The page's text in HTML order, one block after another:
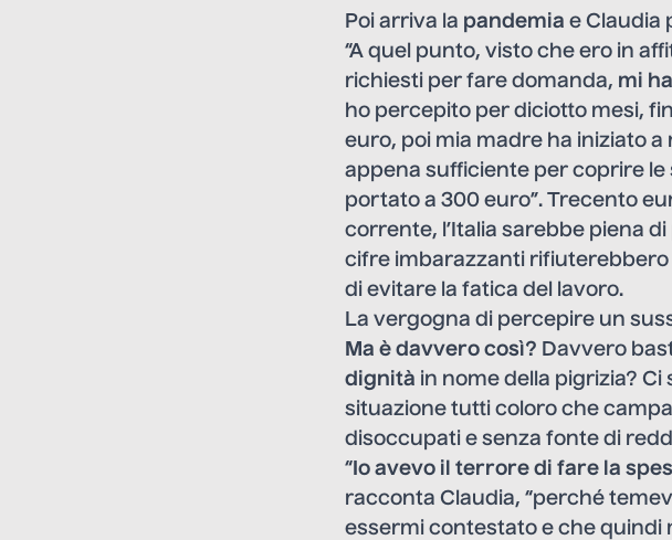
Poi arriva la pandemia e Claudia
“A quel punto, visto che ero in
richiesti per fare domanda, mi
ho percepito per diciotto mesi,
euro, poi mia madre ha iniziato
appena sufficiente per coprire le
portato a 300 euro”. Trecento
corrente, l’Italia sarebbe piena
cifre imbarazzanti
di evitare la fatica del lavoro.
La vergogna di percepire un
Ma è davvero così? Davvero
dignità in nome della pigrizia?
situazione tutti coloro che
disoccupati e senza fonte di
“ Io avevo il terrore di fare la
racconta Claudia, “perché
essermi contestato e che quindi